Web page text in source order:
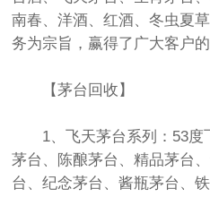
南春、洋酒、红酒、冬虫夏
务为宗旨，赢得了广大客户的
【茅台回收】
1、飞天茅台系列：53度
茅台、陈酿茅台、精品茅台
台、纪念茅台、酱瓶茅台、